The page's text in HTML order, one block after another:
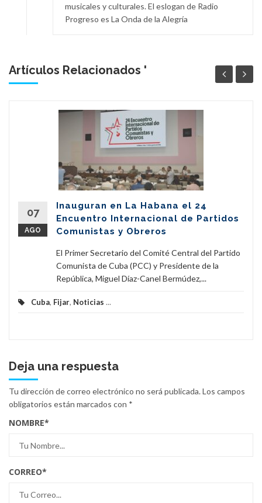
musicales y culturales. El eslogan de Radio
Progreso es La Onda de la Alegría
Artículos Relacionados '
07
AGO
Inauguran en La Habana el 24
Encuentro Internacional de Partidos
Comunistas y Obreros
El Primer Secretario del Comité Central del Partido
Comunista de Cuba (PCC) y Presidente de la
República, Miguel Díaz-Canel Bermúdez,...
Cuba, Fijar, Noticias ...
Deja una respuesta
Tu dirección de correo electrónico no será publicada.Los campos
obligatorios están marcados con *
NOMBRE*
CORREO*